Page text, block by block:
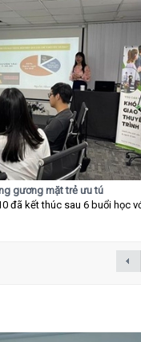
gương mặt trẻ ưu tú
đã kết thúc sau 6 buổi học